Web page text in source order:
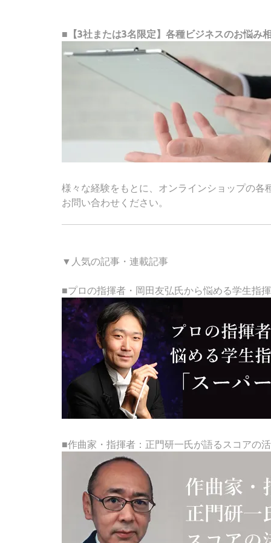
■【3社または3名限定】各種ビジネスのお悩み
様々な経験をもとに、オンラインショップの
お問い合わせください。
▼人気の記事・連載記事
■プロの指揮者・岡田友弘氏から悩める学生指
■作曲家・指揮者：正門研一氏が語るスコアの